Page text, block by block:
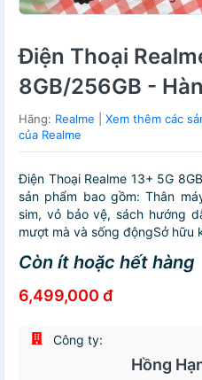
Điện Thoại
8GB/256GB -
Hãng: Realme
Xem thêm các
của Realme
Điện Thoại Realme 13+ 5G
sản phẩm bao gồm: Thân
sim, vỏ bảo vệ, sách hướng
mượt mà và sống độngSở hữu
Còn ít hoặc hết hàng
6,499,000 đ
Công ty:
Hồng